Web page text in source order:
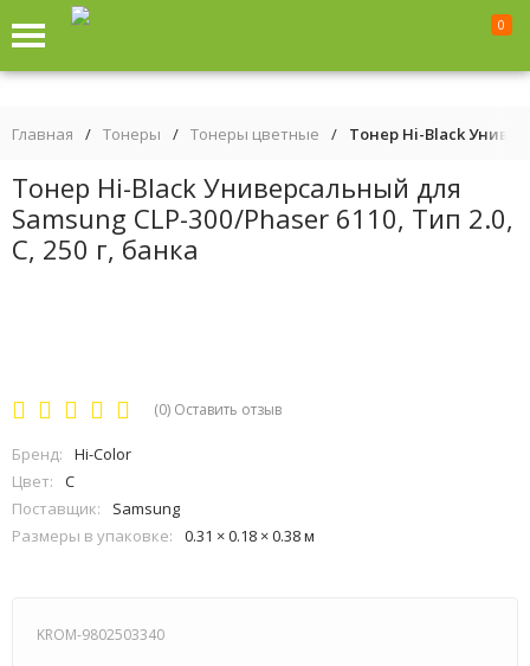
0
Главная / Тонеры / Тонеры цветные / Тонер Hi-Black
Тонер Hi-Black Универсальный для
Samsung CLP-300/Phaser 6110, Тип 2.0,
C, 250 г, банка
(0) Оставить отзыв
Бренд:
Hi-Color
Цвет:
C
Поставщик:
Samsung
Размеры в упаковке:
0.31 × 0.18 × 0.38 м
KROM-9802503340